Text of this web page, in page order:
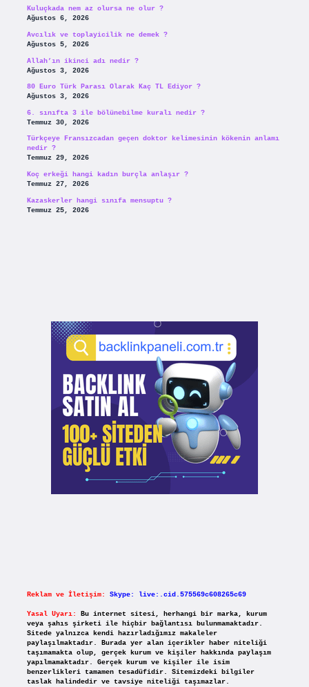
Kuluçkada nem az olursa ne olur ?
Ağustos 6, 2026
Avcılık ve toplayicilik ne demek ?
Ağustos 5, 2026
Allah’ın ikinci adı nedir ?
Ağustos 3, 2026
80 Euro Türk Parası Olarak Kaç TL Ediyor ?
Ağustos 3, 2026
6. sınıfta 3 ile bölünebilme kuralı nedir ?
Temmuz 30, 2026
Türkçeye Fransızcadan geçen doktor kelimesinin kökenin anlamı
nedir ?
Temmuz 29, 2026
Koç erkeği hangi kadın burçla anlaşır ?
Temmuz 27, 2026
Kazaskerler hangi sınıfa mensuptu ?
Temmuz 25, 2026
Reklam ve İletişim: Skype: live:.cid.575569c608265c69
Yasal Uyarı:
Bu internet sitesi, herhangi bir marka, kurum
veya şahıs şirketi ile hiçbir bağlantısı bulunmamaktadır.
Sitede yalnızca kendi hazırladığımız makaleler
paylaşılmaktadır. Burada yer alan içerikler haber niteliği
taşımamakta olup, gerçek kurum ve kişiler hakkında paylaşım
yapılmamaktadır. Gerçek kurum ve kişiler ile isim
benzerlikleri tamamen tesadüfidir. Sitemizdeki bilgiler
taslak halindedir ve tavsiye niteliği taşımazlar.